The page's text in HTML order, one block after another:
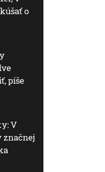
o
píše
V
značnej